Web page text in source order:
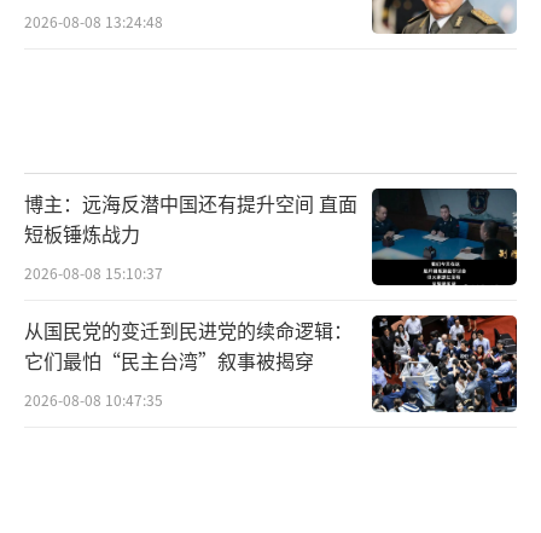
2026-08-08 13:24:48
博主：远海反潜中国还有提升空间 直面
短板锤炼战力
2026-08-08 15:10:37
从国民党的变迁到民进党的续命逻辑：
它们最怕“民主台湾”叙事被揭穿
2026-08-08 10:47:35